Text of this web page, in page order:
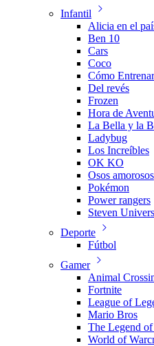
Infantil
Alicia en el
Ben 10
Cars
Coco
Cómo
Del revés
Frozen
Hora de
La Bella y la
Ladybug
Los Increíbles
OK KO
Osos amorosos
Pokémon
Power rangers
Steven
Deporte
Fútbol
Gamer
Animal
Fortnite
League of
Mario Bros
The Legend
World of